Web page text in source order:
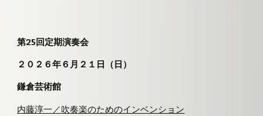
第25 回定期演奏会
２０２ ６年６ 月 ２１ 日（日）
鎌倉芸術館
内藤淳一／吹奏楽のためのインベンション